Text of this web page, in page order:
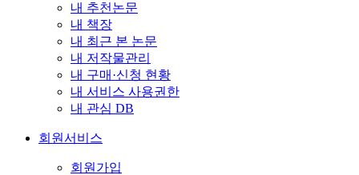
내 추천논문
내 책장
내 최근 본 논문
내 저작물관리
내 구매·신청 현황
내 서비스 사용권한
내 관심 DB
회원서비스
회원가입